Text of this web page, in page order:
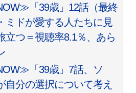
「39歳」12話（最終
ミドが愛する人たちに見
立つ＝視聴率8.1％、あら
「39歳」7話、ソ
自分の選択について考え